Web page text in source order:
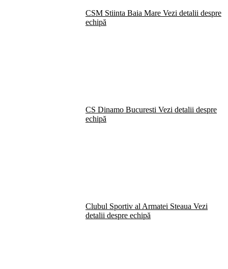
CSM Stiinta Baia Mare Vezi detalii despre
echipă
CS Dinamo Bucuresti Vezi detalii despre
echipă
Clubul Sportiv al Armatei Steaua Vezi
detalii despre echipă